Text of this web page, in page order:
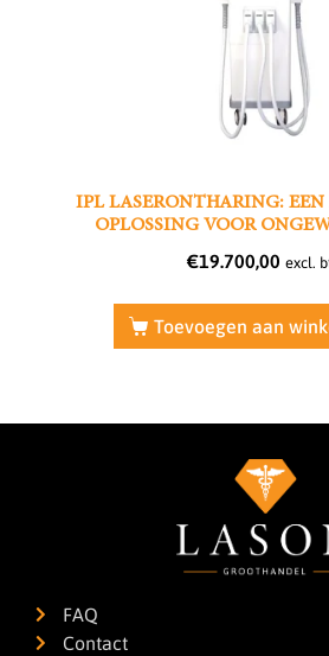
IPL LASERONTHARING:
OPLOSSING VOOR
€19.700,00 excl.
Toevoegen aan
FAQ
Contact